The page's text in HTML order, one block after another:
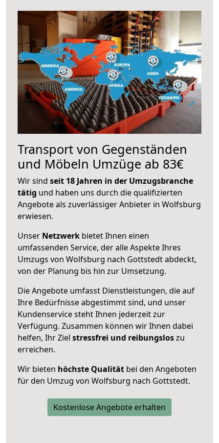
Transport von Gegenständen
und Möbeln Umzüge ab 83€
Wir sind seit 18 Jahren in der Umzugsbranche
tätig und haben uns durch die qualifizierten
Angebote als zuverlässiger Anbieter in Wolfsburg
erwiesen.
Unser Netzwerk bietet Ihnen einen
umfassenden Service, der alle Aspekte Ihres
Umzugs von Wolfsburg nach Gottstedt abdeckt,
von der Planung bis hin zur Umsetzung.
Die Angebote umfasst Dienstleistungen, die auf
Ihre Bedürfnisse abgestimmt sind, und unser
Kundenservice steht Ihnen jederzeit zur
Verfügung. Zusammen können wir Ihnen dabei
helfen, Ihr Ziel stressfrei und reibungsloszu
erreichen.
Wir bieten höchste Qualität bei den Angeboten
für den Umzug von Wolfsburg nach Gottstedt.
Kostenlose Angebote erhalten